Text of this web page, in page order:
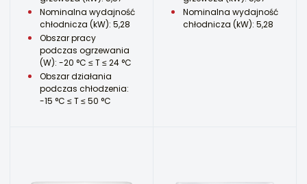
Nominalna wydajność
chłodnicza (kW): 5,28
Obszar pracy
podczas ogrzewania
(W): -20 °C ≤ T ≤ 24 °C
Obszar działania
podczas chłodzenia:
-15 °C ≤ T ≤ 50 °C
Nominalna wydajność
chłodnicza (kW): 5,28